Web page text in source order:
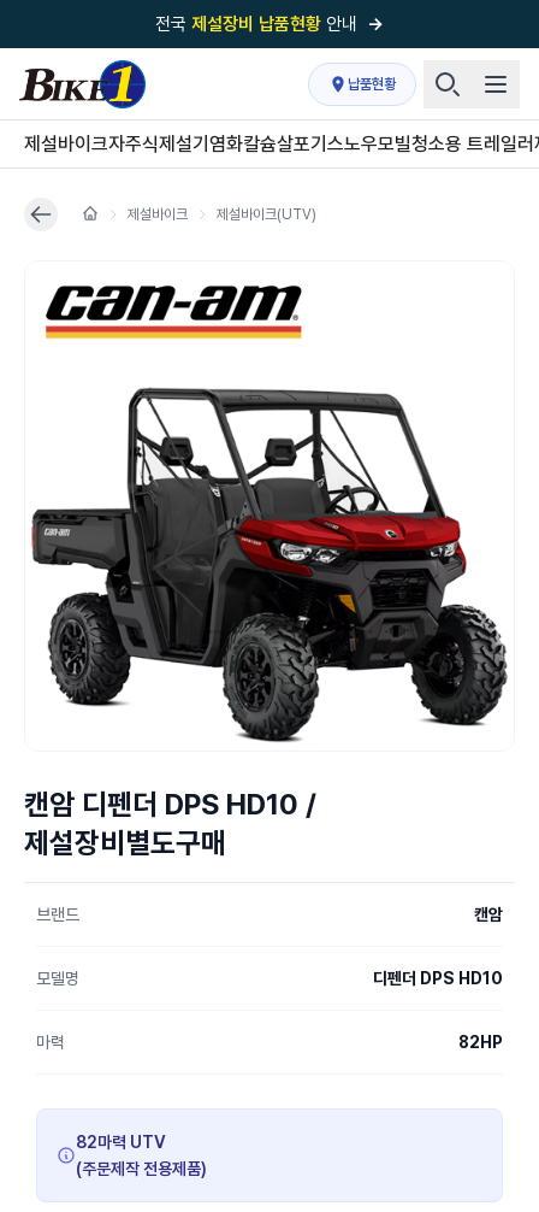
전국 제설장비 납품현황 안내 →
국내 1위 제설장비 제작 전문업체 (주)바이크원
제설 현장의 정답!다목적 차량의 표준!
전국제설장비 납품현황안내→
'국내 유일'의 특허 제설 시스템
납품현황
제설바이크자주식제설기 염화칼슘살포기 스노우모빌청소용 트레일러
제설바이크 제설바이크(UTV)
캔암 디펜더 DPS HD10 /
제설장비별도구매
브랜드 캔암
모델명 디펜더 DPS HD10
마력 82HP
82마력 UTV
(주문제작 전용제품)